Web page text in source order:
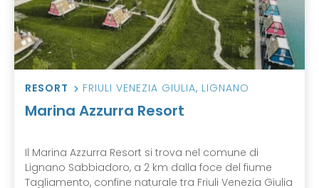
RESORT FRIULI VENEZIA GIULIA, LIGNANO
Marina Azzurra Resort
Il Marina Azzurra Resort si trova nel comune di
Lignano Sabbiadoro, a 2 km dalla foce del fiume
Tagliamento, confine naturale tra Friuli Venezia Giulia